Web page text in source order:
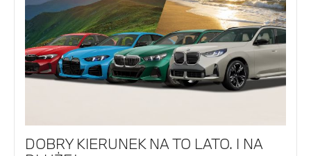
DOBRY KIERUNEK NA TO LATO. I NA